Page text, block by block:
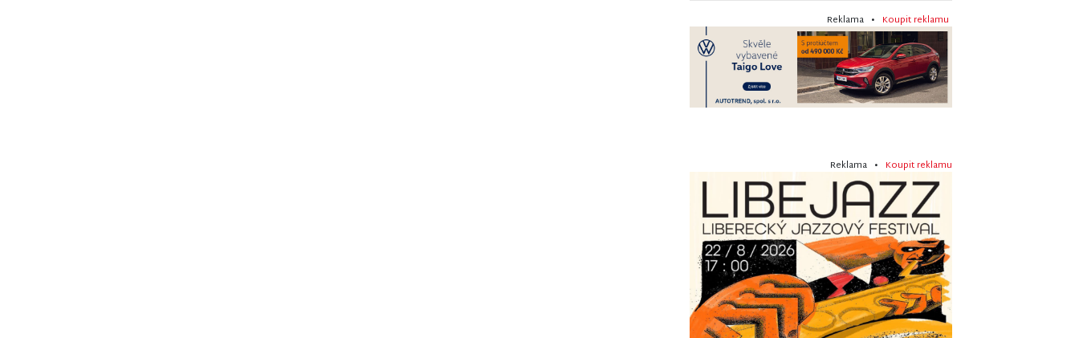
Reklama • Koupit reklamu
Reklama • Koupit reklamu